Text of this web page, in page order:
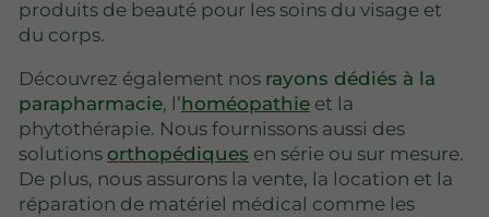
produits de beauté pour les soins du visage et
du corps.
Découvrez également nos rayons dédiés à la
parapharmacie, l’homéopathie et la
phytothérapie. Nous fournissons aussi des
solutions orthopédiques en série ou sur mesure.
De plus, nous assurons la vente, la location et la
réparation de matériel médical comme les